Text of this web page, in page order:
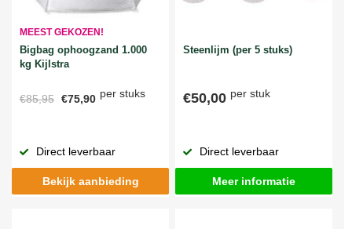
MEEST GEKOZEN!
Bigbag ophoogzand 1.000
kg Kijlstra
€85,95 €75,90 per stuks
Direct leverbaar
Bekijk aanbieding
Steenlijm (per 5 stuks)
€50,00 per stuk
Direct leverbaar
Meer informatie